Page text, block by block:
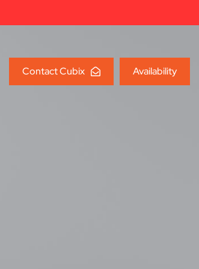
Contact Cubix Availability